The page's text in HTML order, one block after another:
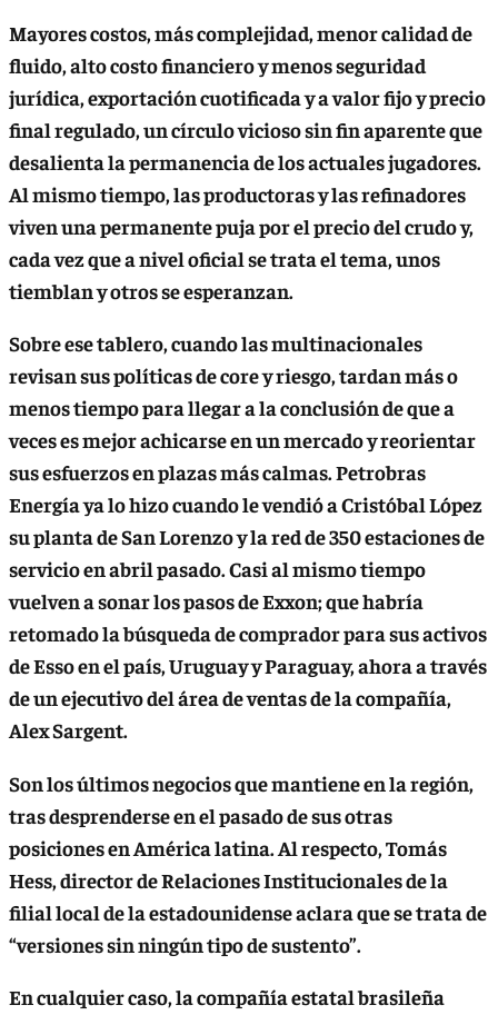
Mayores costos, más complejidad, menor calidad de
fluido, alto costo financiero y menos seguridad
jurídica, exportación cuotificada y a valor fijo y precio
final regulado, un círculo vicioso sin fin aparente que
desalienta la permanencia de los actuales jugadores.
Al mismo tiempo, las productoras y las refinadores
viven una permanente puja por el precio del crudo y,
cada vez que a nivel oficial se trata el tema, unos
tiemblan y otros se esperanzan.
Sobre ese tablero, cuando las multinacionales
revisan sus políticas de core y riesgo, tardan más o
menos tiempo para llegar a la conclusión de que a
veces es mejor achicarse en un mercado y reorientar
sus esfuerzos en plazas más calmas. Petrobras
Energía ya lo hizo cuando le vendió a Cristóbal López
su planta de San Lorenzo y la red de 350 estaciones de
servicio en abril pasado. Casi al mismo tiempo
vuelven a sonar los pasos de Exxon; que habría
retomado la búsqueda de comprador para sus activos
de Esso en el país, Uruguay y Paraguay, ahora a través
de un ejecutivo del área de ventas de la compañía,
Alex Sargent.
Son los últimos negocios que mantiene en la región,
tras desprenderse en el pasado de sus otras
posiciones en América latina. Al respecto, Tomás
Hess, director de Relaciones Institucionales de la
filial local de la estadounidense aclara que se trata de
“versiones sin ningún tipo de sustento”.
En cualquier caso, la compañía estatal brasileña